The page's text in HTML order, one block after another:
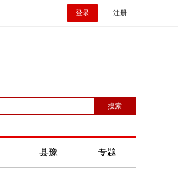
登录 注册
县豫 专题